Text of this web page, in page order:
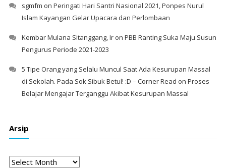
sgmfm on Peringati Hari Santri Nasional 2021, Ponpes Nurul
Islam Kayangan Gelar Upacara dan Perlombaan
Kembar Mulana Sitanggang, Iron PBB Ranting Suka Maju Susun
Pengurus Periode 2021-2023
5 Tipe Orang yang Selalu Muncul Saat Ada Kesurupan Massal
di Sekolah. Pada Sok Sibuk Betul! :D – Corner Read on Proses
Belajar Mengajar Terganggu Akibat Kesurupan Massal
Arsip
Arsip